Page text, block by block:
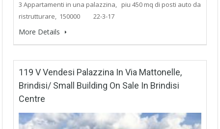
3 Appartamenti in una palazzina, piu 450 mq di posti auto da
ristrutturare, 150000 22-3-17
More Details
119 V Vendesi Palazzina In Via Mattonelle,
Brindisi/ Small Building On Sale In Brindisi
Centre